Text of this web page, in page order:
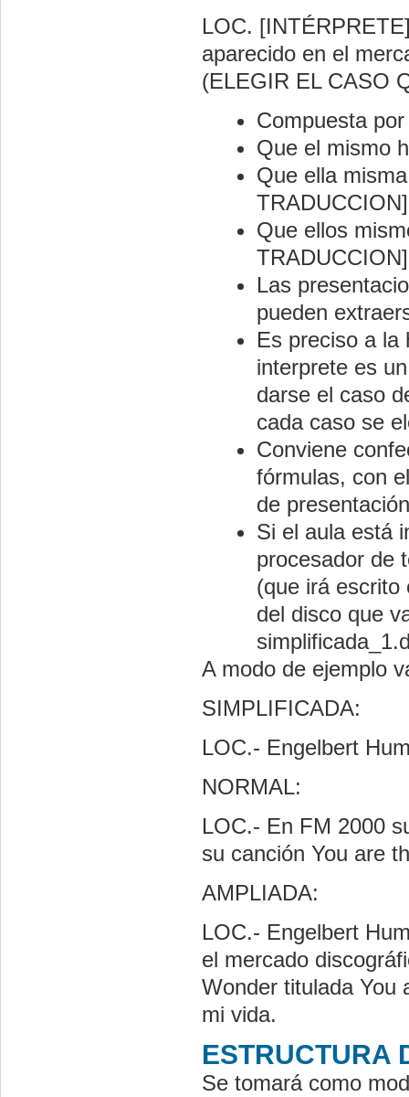
LOC.
aparecido en el
(ELEGIR EL CASO
Compuesta
Que el mismo
Que ella
Que ellos
Las
pueden
Es preciso a la
interprete es
darse el caso
cada caso se
Conviene
fórmulas, con
de
Si el aula está
procesador de
(que irá escrito
del disco que
A modo de ejemplo
SIMPLIFICADA:
LOC.- Engelbert
NORMAL:
LOC.- En FM 2000
su canción You are
AMPLIADA:
LOC.- Engelbert
el mercado
Wonder titulada You
mi vida.
ESTRUCTURA
Se tomará como